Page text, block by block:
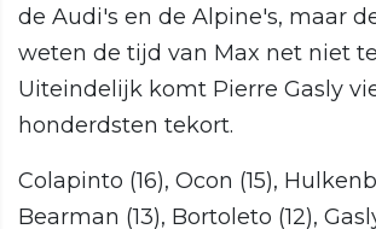
de Audi's en de Alpine's, maar
weten de tijd van Max net niet
Uiteindelijk komt Pierre Gasly
honderdsten tekort.
Colapinto (16), Ocon (15),
Bearman (13), Bortoleto (12),